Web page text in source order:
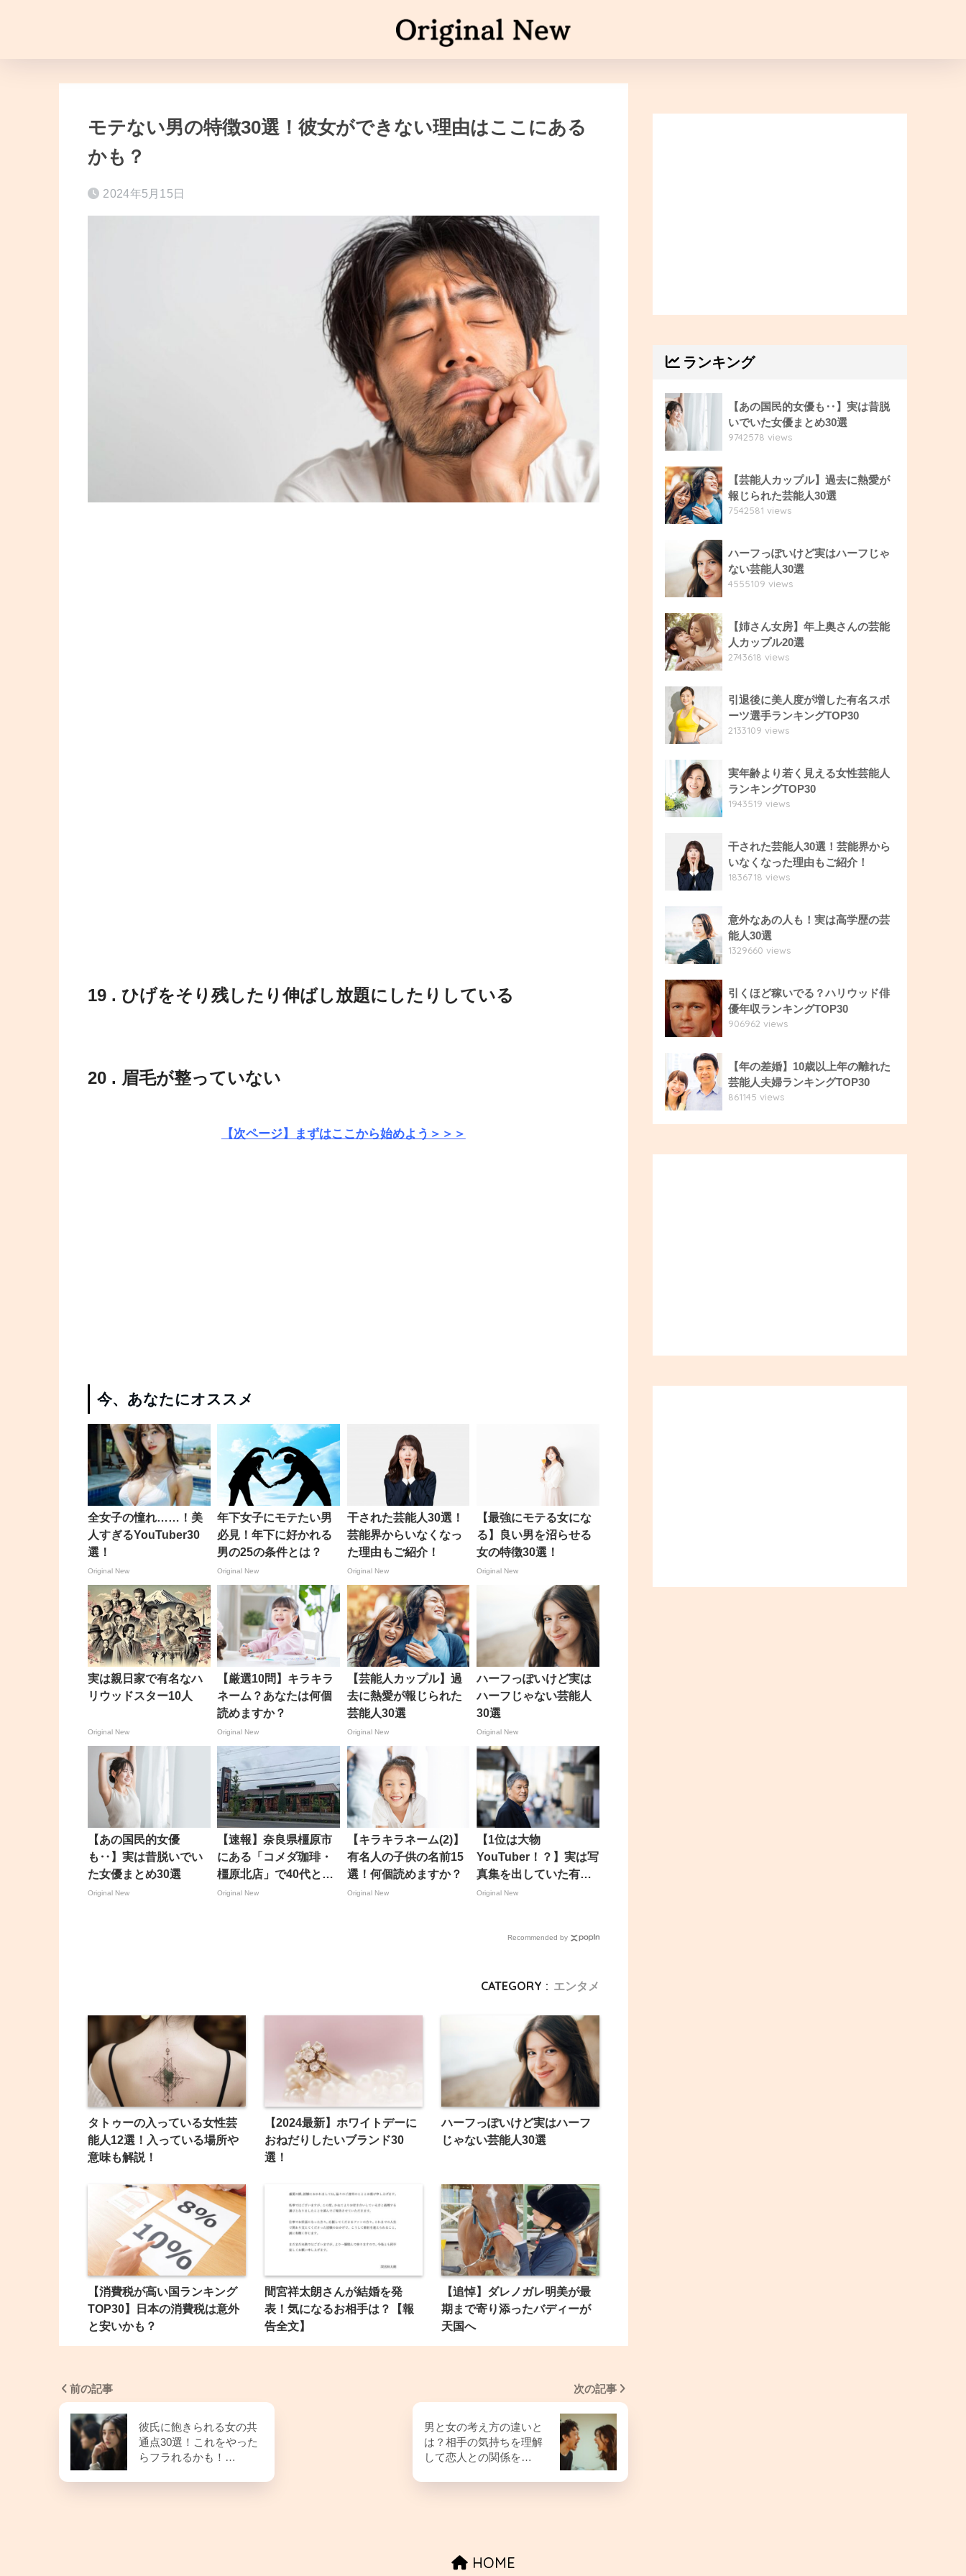
モテない男の特徴30選！彼女ができない理由はここにある
かも？
2024年5月15日
19 . ひげをそり残したり伸ばし放題にしたりしている
20 . 眉毛が整っていない
【次ページ】まずはここから始めよう＞＞＞
今、あなたにオススメ
全女子の憧れ……！美
人すぎるYouTuber30
選！
Original New
年下女子にモテたい男
必見！年下に好かれる
男の25の条件とは？
Original New
干された芸能人30選！
芸能界からいなくなっ
た理由もご紹介！
Original New
【最強にモテる女にな
る】良い男を沼らせる
女の特徴30選！
Original New
実は親日家で有名なハ
リウッドスター10人
Original New
【厳選10問】キラキラ
ネーム？あなたは何個
読めますか？
Original New
【芸能人カップル】過
去に熱愛が報じられた
芸能人30選
Original New
ハーフっぽいけど実は
ハーフじゃない芸能人
30選
Original New
【あの国民的女優
も‥】実は昔脱いでい
た女優まとめ30選
Original New
【速報】奈良県橿原市
にある「コメダ珈琲・
橿原北店」で40代とみ
られる女性が首を刺さ
Original New
【キラキラネーム(2)】
有名人の子供の名前15
選！何個読めますか？
Original New
【1位は大物
YouTuber！？】実は写
真集を出していた有名
人トップ30
Original New
Recommended by
CATEGORY : エンタメ
タトゥーの入っている女性芸
能人12選！入っている場所や
意味も解説！
【2024最新】ホワイトデーに
おねだりしたいブランド30
選！
ハーフっぽいけど実はハーフ
じゃない芸能人30選
【消費税が高い国ランキング
TOP30】日本の消費税は意外
と安いかも？
間宮祥太朗さんが結婚を発
表！気になるお相手は？【報
告全文】
【追悼】ダレノガレ明美が最
期まで寄り添ったバディーが
天国へ
前の記事
彼氏に飽きられる女の共
通点30選！これをやった
らフラれるかも！…
次の記事
男と女の考え方の違いと
は？相手の気持ちを理解
して恋人との関係を…
ランキング
【あの国民的女優も‥】実は昔脱
いでいた女優まとめ30選
9742578 views
【芸能人カップル】過去に熱愛が
報じられた芸能人30選
7542581 views
ハーフっぽいけど実はハーフじゃ
ない芸能人30選
4555109 views
【姉さん女房】年上奥さんの芸能
人カップル20選
2743618 views
引退後に美人度が増した有名スポ
ーツ選手ランキングTOP30
2133109 views
実年齢より若く見える女性芸能人
ランキングTOP30
1943519 views
干された芸能人30選！芸能界から
いなくなった理由もご紹介！
1836718 views
意外なあの人も！実は高学歴の芸
能人30選
1329660 views
引くほど稼いでる？ハリウッド俳
優年収ランキングTOP30
906962 views
【年の差婚】10歳以上年の離れた
芸能人夫婦ランキングTOP30
861145 views
HOME